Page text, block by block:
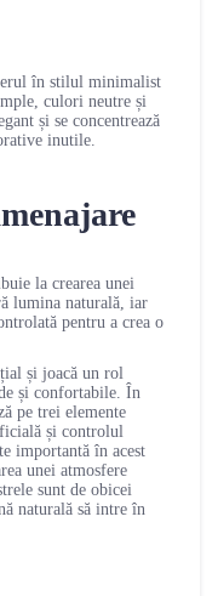
în stilul minimalist
culori neutre și
și se concentrează
inutile.
la crearea unei
lumina naturală, iar
pentru a crea o
și joacă un rol
și confortabile. În
pe trei elemente
și controlul
importantă în acest
unei atmosfere
sunt de obicei
naturală să intre în